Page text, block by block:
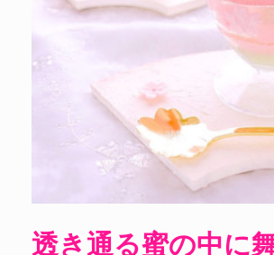
透き通る蜜の中に